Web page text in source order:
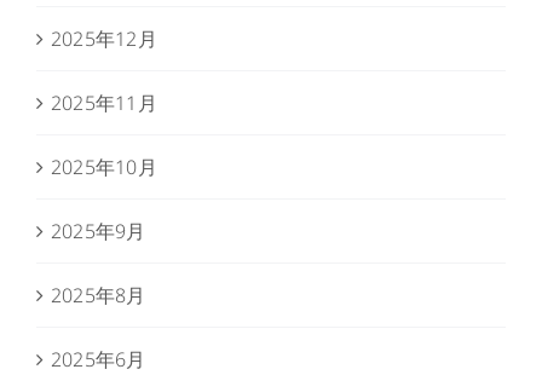
2025年12月
2025年11月
2025年10月
2025年9月
2025年8月
2025年6月